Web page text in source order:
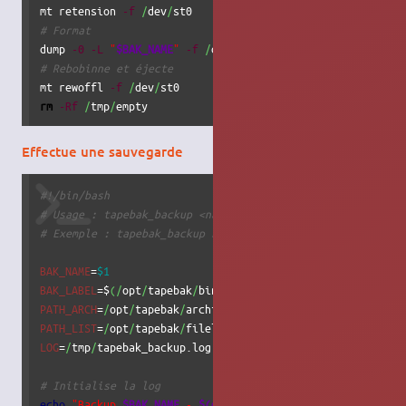
mt retension -f /dev/
# Format
dump -0 -L "$BAK_NAME" -f /dev
# Rebobinne et éjecte
mt rewoffl
-f /dev/
rm -Rf /tmp/empty
Effectue une sauvegarde
#!/bin/bash
# Usage : tapebak_backup <name>
# Exemple : tapebak_backup LU-MIDI
BAK_NAME=$1
BAK_LABEL=$( /opt/tapebak/bin
PATH_ARCH=/opt/tapebak/
PATH_LIST=/opt/tapebak/
LOG=/tmp/tapebak_backup.log
# Initialise la log